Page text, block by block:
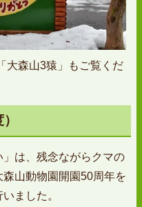
大森山3猿」もご覧くだ
は、残念ながらクマの
山動物園開園50周年を
ました。